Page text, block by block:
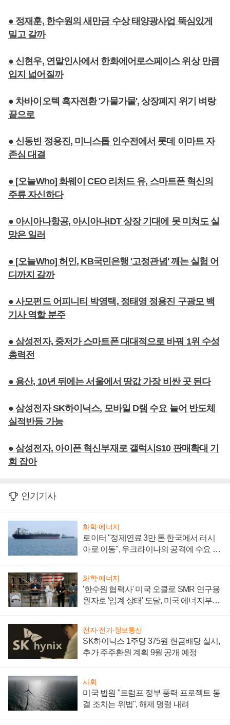
● 정재훈, 한수원의 새만금 수상 태양광사업 뚝심있게
밀고 갈까
● 신현우, 연말인사에서 한화에어로스페이스 위상 만큼
입지 넓어질까
● 차바이오텍 흑자전환 '가물가물', 상장폐지 위기 벼랑
끝으로
● 신동빈 정용진, 미니스톱 인수전에서 롯데 이마트 자
존심 대결
● [오늘Who] 화웨이 CEO 리처드 유, 스마트폰 혁신의
주류 자신하다
● 아시아나항공, 아시아나IDT 상장 기대에 못 미쳐도 실
망은 일러
● [오늘Who] 허인, KB국민은행 '고정관념' 깨는 실험 어
디까지 갈까
● 사모펀드 어피니티 박영택, 정태영 정용진 구광모 백
기사 역할 분주
● 삼성전자, 중저가 스마트폰 대대적으로 바꿔 1위 수성
총력전
● 용산, 10년 뒤에는 서울에서 땅값 가장 비싼 곳 된다
● 삼성전자 SK하이닉스, 모바일 D램 수요 늘어 반도체
실적반등 가능
● 삼성전자, 아이폰 혁신부재로 갤럭시S10 판매확대 기
회 잡아
인기기사
화학·에너지
로이터 "정제연료 3만 톤 한국에서 러시
아로 이동", 우크라이나의 공격에 수요 늘
화학·에너지
'한수원 협력사' 미국 오클로 SMR 연구용
원자로 '임계 상태' 도달, 미국 에너지부
전자·전기·정보통신
SK하이닉스 1주당 375원 현금배당 실시,
추가 주주환원 계획 9월 공개 예정
사회
미국 법원 "트럼프 정부 풍력 프로젝트 동
결 조치는 위법", 해제 명령 내려